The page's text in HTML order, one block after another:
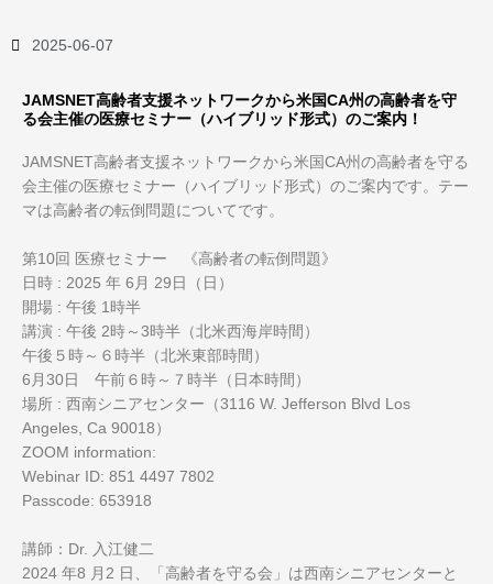
2025-06-07
JAMSNET高齢者支援ネットワークから米国CA州の高齢者を守
る会主催の医療セミナー（ハイブリッド形式）のご案内！
JAMSNET高齢者支援ネットワークから米国CA州の高齢者を守る
会主催の医療セミナー（ハイブリッド形式）のご案内です。テー
マは高齢者の転倒問題についてです。
第10回 医療セミナー 《高齢者の転倒問題》
日時 : 2025 年 6月 29日（日）
開場 : 午後 1時半
講演 : 午後 2時～3時半（北米西海岸時間）
午後５時～６時半（北米東部時間）
6月30日 午前６時～７時半（日本時間）
場所 : 西南シニアセンター（3116 W. Jefferson Blvd Los
Angeles, Ca 90018）
ZOOM information:
Webinar ID: 851 4497 7802
Passcode: 653918
講師：Dr. 入江健二
2024 年8 月2 日、「高齢者を守る会」は西南シニアセンターと